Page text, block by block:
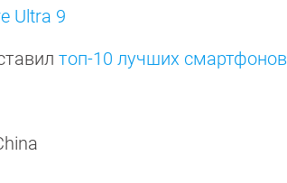
Ultra 9
топ-10 лучших смартфонов